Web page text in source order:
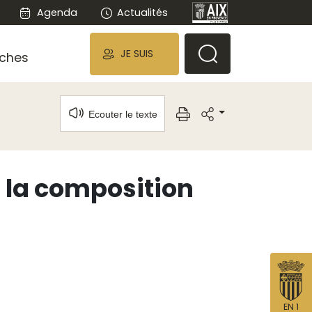
Agenda Actualités
JE SUIS
Ecouter le texte
composition
EN 1